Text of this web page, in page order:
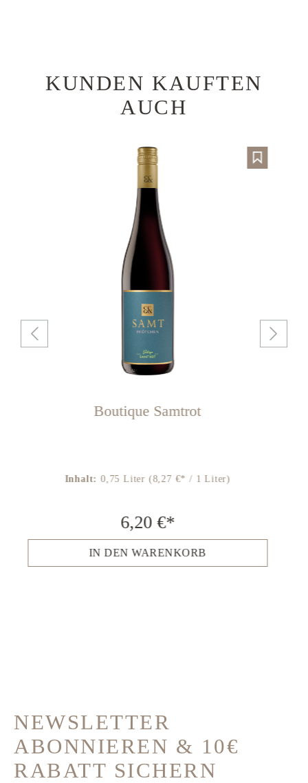
Produktgalerie überspringen
KUNDEN KAUFTEN
AUCH
Boutique Samtrot
Inhalt:0,75 Liter(8,27 €* / 1 Liter)
6,20 €*
IN DEN WARENKORB
NEWSLETTER
ABONNIEREN & 10€
RABATT SICHERN